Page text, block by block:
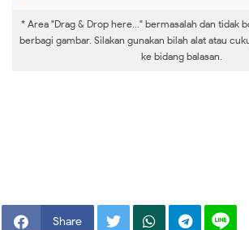
* Area "Drag & Drop here..." bermasalah dan tidak
berbagi gambar. Silakan gunakan bilah alat atau
ke bidang balasan.
Share